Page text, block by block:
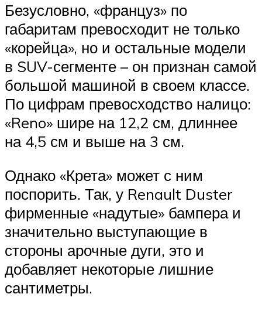
Безусловно, «француз» по
габаритам превосходит не только
«корейца», но и остальные модели
в SUV-сегменте – он признан самой
большой машиной в своем классе.
По цифрам превосходство налицо:
«Reno» шире на 12,2 см, длиннее
на 4,5 см и выше на 3 см.
Однако «Крета» может с ним
поспорить. Так, у Renault Duster
фирменные «надутые» бампера и
значительно выступающие в
стороны арочные дуги, это и
добавляет некоторые лишние
сантиметры.